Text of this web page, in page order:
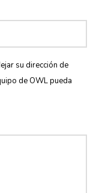
su dirección de
de OWL pueda